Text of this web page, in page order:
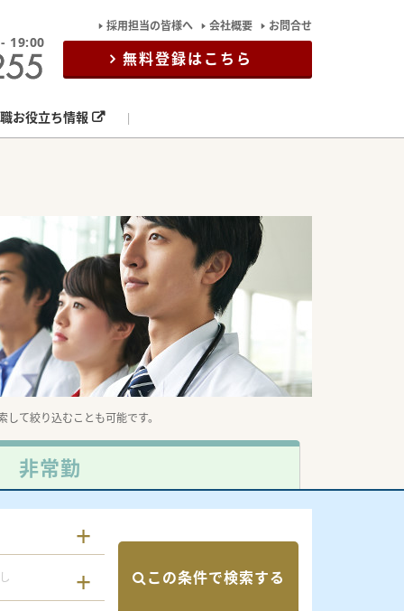
19:00
採用担当の皆様へ 会社概要 お問合せ
無料登録はこちら
お役立ち情報
て絞り込むことも可能です。
非常勤
この条件で検索する